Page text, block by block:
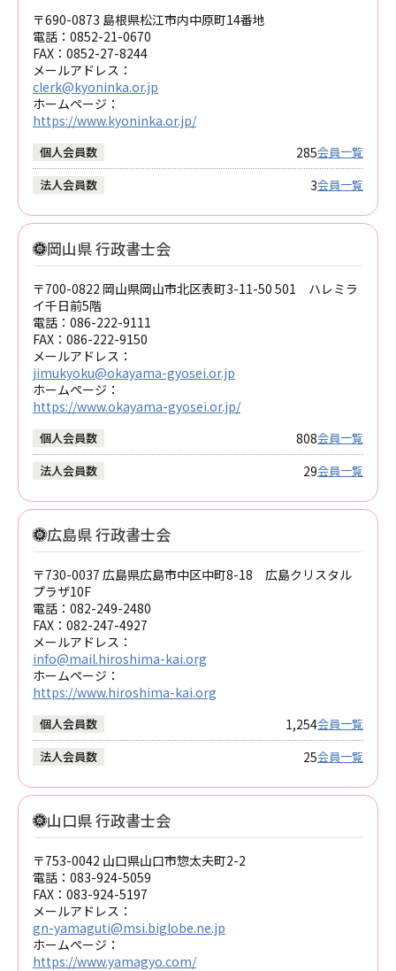
〒690-0873 島根県松江市内中原町14番地
電話： 0852-21-0670
FAX： 0852-27-8244
メールアドレス：
clerk@kyoninka.or.jp
ホームページ：
https://www.kyoninka.or.jp/
個人会員数 285会員一覧
法人会員数
3会員一覧
岡山県 行政書士会
〒700-0822 岡山県岡山市北区表町3-11-50 501 ハレミラ
イ千日前5階
電話： 086-222-9111
FAX： 086-222-9150
メールアドレス：
jimukyoku@okayama-gyosei.or.jp
ホームページ：
https://www.okayama-gyosei.or.jp/
個人会員数 808会員一覧
法人会員数
29会員一覧
広島県 行政書士会
〒730-0037 広島県広島市中区中町8-18 広島クリスタル
プラザ10F
電話： 082-249-2480
FAX： 082-247-4927
メールアドレス：
info@mail.hiroshima-kai.org
ホームページ：
https://www.hiroshima-kai.org
個人会員数 1,254会員一覧
法人会員数
25会員一覧
山口県 行政書士会
〒753-0042 山口県山口市惣太夫町2-2
電話： 083-924-5059
FAX： 083-924-5197
メールアドレス：
gn-yamaguti@msi.biglobe.ne.jp
ホームページ：
https://www.yamagyo.com/